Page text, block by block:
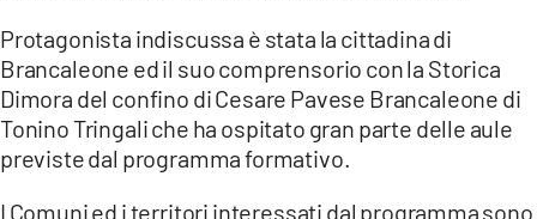
Protagonista indiscussa è stata la cittadina di
Brancaleone ed il suo comprensorio con la Storica
Dimora del confino di Cesare Pavese Brancaleone di
Tonino Tringali che ha ospitato gran parte delle aule
previste dal programma formativo.
I Comuni ed i territori interessati dal programma sono